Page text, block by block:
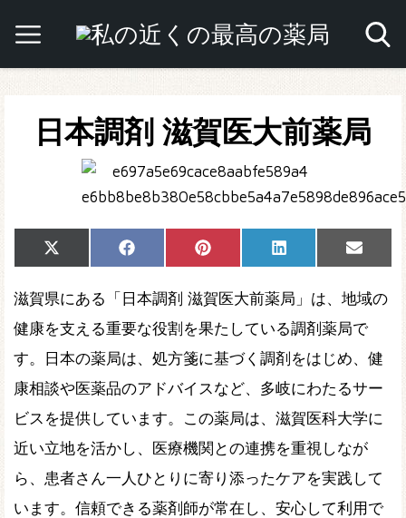
日本調剤 滋賀医大前薬局
Share
on
X
(Twitter)
Share
on
Facebook Share
on
Pinterest Share
on
LinkedIn
Share
on
Email
滋賀県にある「日本調剤 滋賀医大前薬局」は、地域の
健康を支える重要な役割を果たしている調剤薬局で
す。日本の薬局は、処方箋に基づく調剤をはじめ、健
康相談や医薬品のアドバイスなど、多岐にわたるサー
ビスを提供しています。この薬局は、滋賀医科大学に
近い立地を活かし、医療機関との連携を重視しなが
ら、患者さん一人ひとりに寄り添ったケアを実践して
います。信頼できる薬剤師が常在し、安心して利用で